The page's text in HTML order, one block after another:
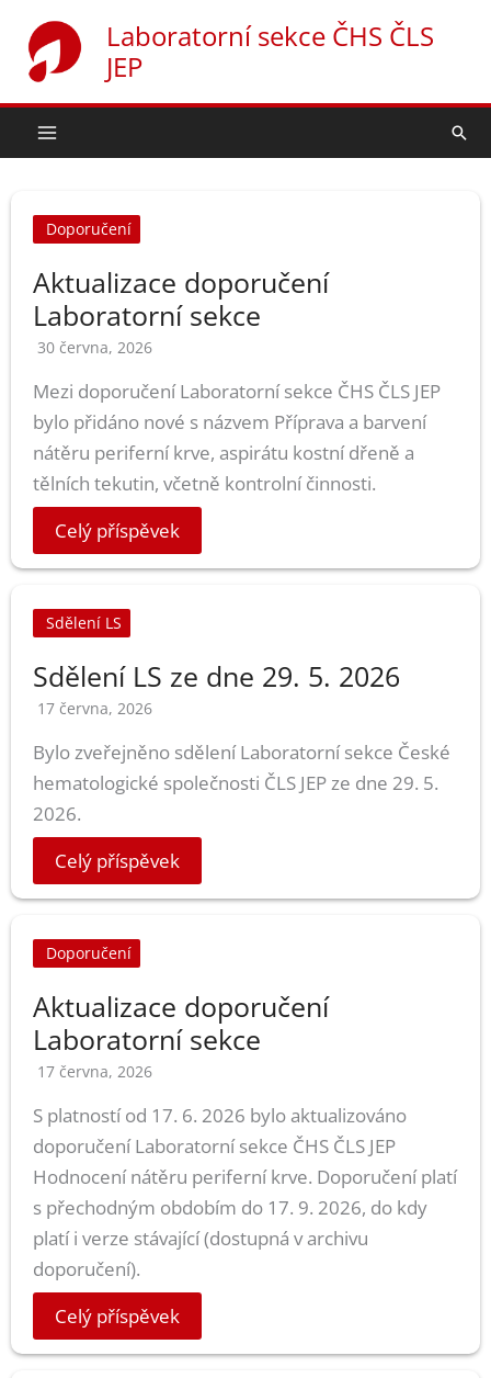
obsah
Laboratorní sekce ČHS ČLS
JEP
Doporučení
Aktualizace doporučení
Laboratorní sekce
30 června, 2026
Mezi doporučení Laboratorní sekce ČHS ČLS JEP
bylo přidáno nové s názvem Příprava a barvení
nátěru periferní krve, aspirátu kostní dřeně a
tělních tekutin, včetně kontrolní činnosti.
Celý příspěvek
Sdělení LS
Sdělení LS ze dne 29. 5. 2026
17 června, 2026
Bylo zveřejněno sdělení Laboratorní sekce České
hematologické společnosti ČLS JEP ze dne 29. 5.
2026.
Celý příspěvek
Doporučení
Aktualizace doporučení
Laboratorní sekce
17 června, 2026
S platností od 17. 6. 2026 bylo aktualizováno
doporučení Laboratorní sekce ČHS ČLS JEP
Hodnocení nátěru periferní krve. Doporučení platí
s přechodným obdobím do 17. 9. 2026, do kdy
platí i verze stávající (dostupná v archivu
doporučení).
Celý příspěvek